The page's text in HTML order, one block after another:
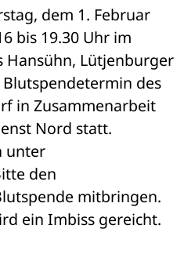
dem 1. Februar
bis 19.30 Uhr im
Hansühn, Lütjenburger
des
in Zusammenarbeit
Nord statt.
unter
den
mitbringen.
ein Imbiss gereicht.